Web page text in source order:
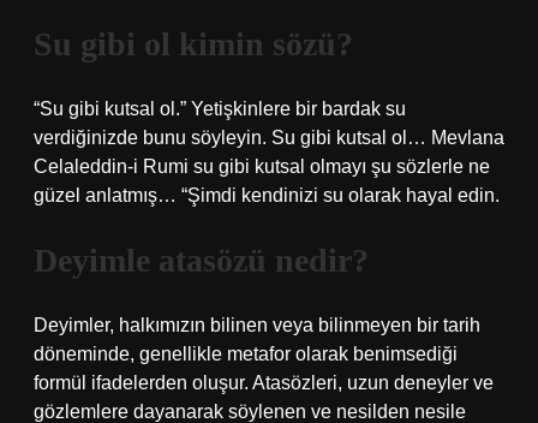
Su gibi ol kimin sözü?
“Su gibi kutsal ol.” Yetişkinlere bir bardak su
verdiğinizde bunu söyleyin. Su gibi kutsal ol… Mevlana
Celaleddin-i Rumi su gibi kutsal olmayı şu sözlerle ne
güzel anlatmış… “Şimdi kendinizi su olarak hayal edin.
Deyimle atasözü nedir?
Deyimler, halkımızın bilinen veya bilinmeyen bir tarih
döneminde, genellikle metafor olarak benimsediği
formül ifadelerden oluşur. Atasözleri, uzun deneyler ve
gözlemlere dayanarak söylenen ve nesilden nesile